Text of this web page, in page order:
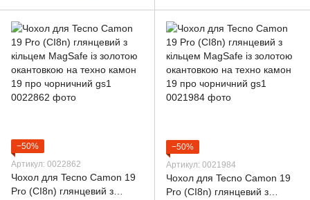
−50%
Артикул: 0022862
Чохол для Tecno Camon 19
Pro (CI8n) глянцевий з
−50%
Артикул: 0021984
Чохол для Tecno Camon 19
Pro (CI8n) глянцевий з